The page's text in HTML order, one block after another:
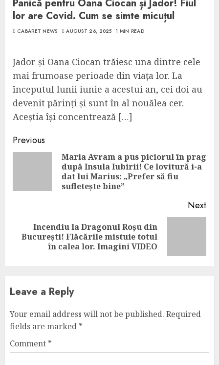
Panică pentru Oana Ciocan și Jador! Fiul
lor are Covid. Cum se simte micuțul
CABARET NEWS AUGUST 26, 2025 1 MIN READ
Jador și Oana Ciocan trăiesc una dintre cele
mai frumoase perioade din viața lor. La
începutul lunii iunie a acestui an, cei doi au
devenit părinți și sunt în al nouălea cer.
Aceștia își concentrează […]
Continue
Reading
Previous
Maria Avram a pus piciorul în prag
după Insula Iubirii! Ce lovitură i-a
dat lui Marius: „Prefer să fiu
sufletește bine”
Next
Next
Incendiu la Dragonul Roșu din
București! Flăcările mistuie totul
în calea lor. Imagini VIDEO
Leave a Reply
Your email address will not be published. Required
fields are marked *
Comment *